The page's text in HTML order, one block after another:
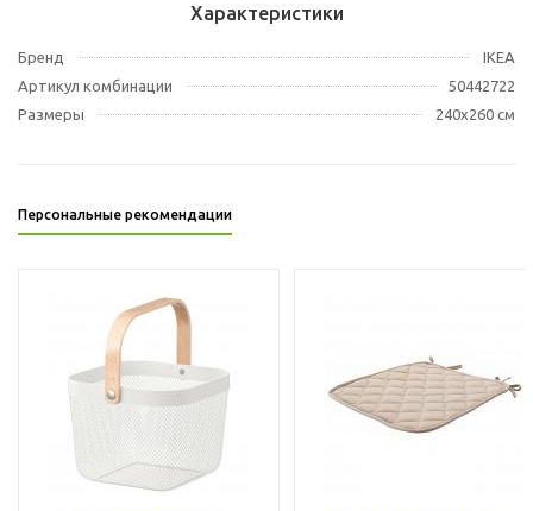
Характеристики
Бренд
IKEA
Артикул комбинации
50442722
Размеры
240x260 см
Персональные рекомендации